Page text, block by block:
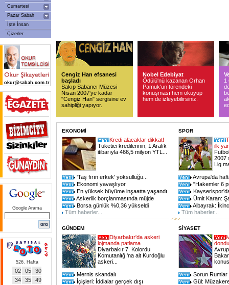
Cengiz Han efsanesi
başladı
Sakıp Sabancı Müzesi
Nisan 2007'ye kadar
"Cengiz Han" sergisine ev
sahipliği yapıyor.
Nobel Edebiyat
Ödülü'nü kazanan Orhan
Pamuk'un törendeki
konuşması hem okuyup
hem de izleyebilirsiniz.
1
EKONOMİ
Kredi alacaklar dikkat!
Tüketici kredilerinin, 1 Aralık
itibarıyla 466,5 milyon YTL...
'Taş fırın erkek' yoksulluğu...
Ekonomi yavaşlıyor
En yüksek büyüme inşaatta yaşandı
Askerlik borçlanmasında müjde
Borsa günlük %0,36 yükseldi
Tüm haberler...
SPOR
ilk
2007
Lig
Avrupa'da
"Hakemler 6
Ümit Karan:
Albayrak:
Tüm haberler...
GÜNDEM
Diyarbakır'da askeri
lojmanda patlama
Diyarbakır 7. Kolordu
Komutanlığı'na ait Kurdoğlu
askeri...
Mernis skandalı
İçişleri: İddialar gerçek dışı
SİYASET
Sorun Rumlar
Gül:
Cumartesi
Pazar Sabah
İşte İnsan
Çizerler
okur@sabah.com.tr
Google Arama
526. Hafta
02 05
30
34
35 49